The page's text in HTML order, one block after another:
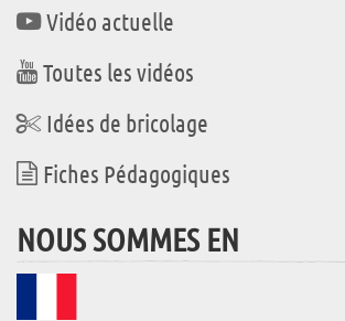
Vidéo actuelle
Toutes les vidéos
Idées de bricolage
Fiches Pédagogiques
NOUS SOMMES EN